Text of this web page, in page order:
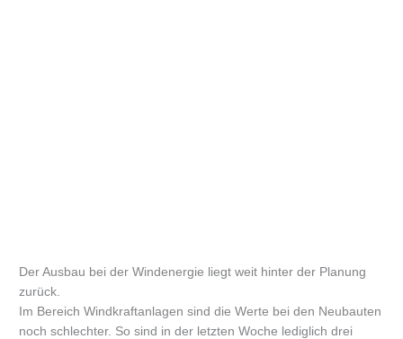
Der Ausbau bei der Windenergie liegt weit hinter der Planung
zurück.
Im Bereich Windkraftanlagen sind die Werte bei den Neubauten
noch schlechter. So sind in der letzten Woche lediglich drei